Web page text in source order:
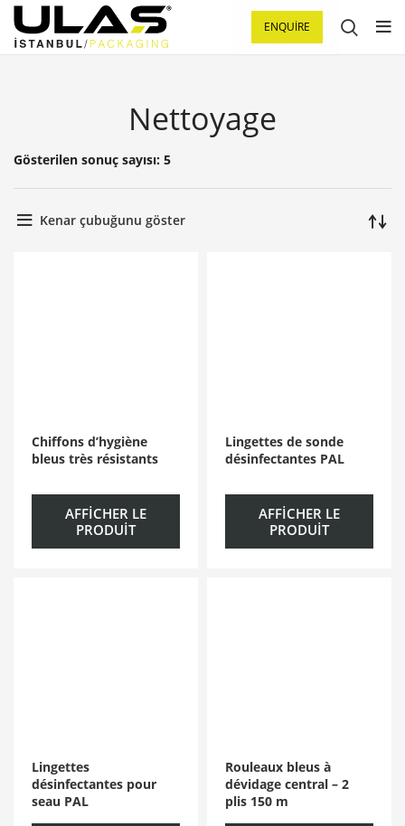
ENQUIRE
Nettoyage
Gösterilen sonuç sayısı: 5
Kenar çubuğunu göster
Chiffons d’hygiène
bleus très résistants
AFFICHER LE
PRODUIT
Lingettes de sonde
désinfectantes PAL
AFFICHER LE
PRODUIT
Lingettes
désinfectantes pour
seau PAL
Rouleaux bleus à
dévidage central – 2
plis 150 m